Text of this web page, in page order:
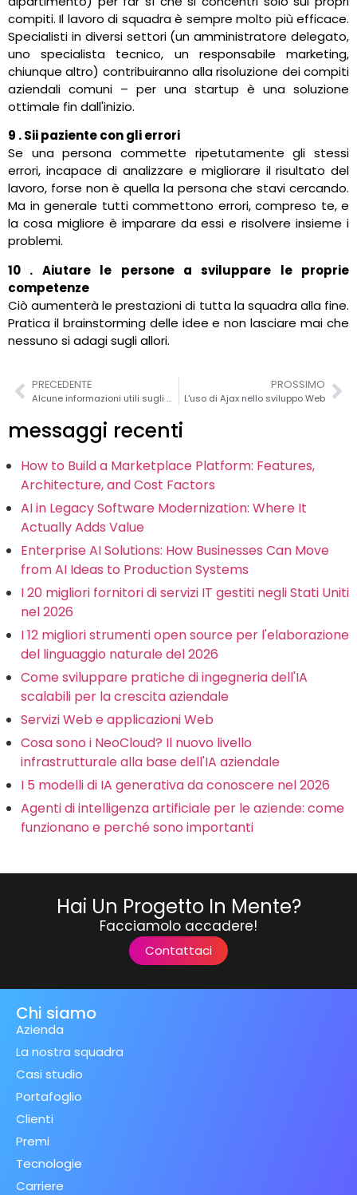
compiti. Il lavoro di squadra è sempre molto più efficace.
Specialisti in diversi settori (un amministratore delegato,
uno specialista tecnico, un responsabile marketing,
chiunque altro) contribuiranno alla risoluzione dei compiti
aziendali comuni – per una startup è una soluzione
ottimale fin dall'inizio.
9 . Sii paziente con gli errori
Se una persona commette ripetutamente gli stessi
errori, incapace di analizzare e migliorare il risultato del
lavoro, forse non è quella la persona che stavi cercando.
Ma in generale tutti commettono errori, compreso te, e
la cosa migliore è imparare da essi e risolvere insieme i
problemi.
10 . Aiutare le persone a sviluppare le proprie
competenze
Ciò aumenterà le prestazioni di tutta la squadra alla fine.
Pratica il brainstorming delle idee e non lasciare mai che
nessuno si adagi sugli allori.
PRECEDENTE
Alcune informazioni utili sugli aggiornamenti Microsoft
PROSSIMO
L'uso di Ajax nello sviluppo Web
messaggi recenti
How to Build a Marketplace Platform: Features,
Architecture, and Cost Factors
AI in Legacy Software Modernization: Where It
Actually Adds Value
Enterprise AI Solutions: How Businesses Can Move
from AI Ideas to Production Systems
I 20 migliori fornitori di servizi IT gestiti negli Stati Uniti
nel 2026
I 12 migliori strumenti open source per l'elaborazione
del linguaggio naturale del 2026
Come sviluppare pratiche di ingegneria dell'IA
scalabili per la crescita aziendale
Servizi Web e applicazioni Web
Cosa sono i NeoCloud? Il nuovo livello
infrastrutturale alla base dell'IA aziendale
I 5 modelli di IA generativa da conoscere nel 2026
Agenti di intelligenza artificiale per le aziende: come
funzionano e perché sono importanti
Hai Un Progetto In Mente?
Facciamolo accadere!
Contattaci
Chi siamo
Azienda
La nostra squadra
Casi studio
Portafoglio
Clienti
Premi
Tecnologie
Carriere